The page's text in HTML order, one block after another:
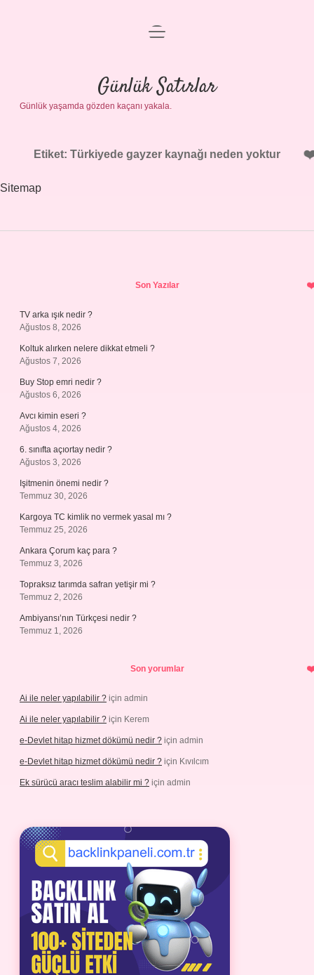
Anasayfa
Gizlilik Politikası
Yasal Uyarı
menüyü
Günlük Satırlar
Günlük yaşamda gözden kaçanı yakala.
Etiket: Türkiyede gayzer kaynağı neden yoktur
Sitemap
Son Yazılar
TV arka ışık nedir ?
Ağustos 8, 2026
Koltuk alırken nelere dikkat etmeli ?
Ağustos 7, 2026
Buy Stop emri nedir ?
Ağustos 6, 2026
Avcı kimin eseri ?
Ağustos 4, 2026
6. sınıfta açıortay nedir ?
Ağustos 3, 2026
Işitmenin önemi nedir ?
Temmuz 30, 2026
Kargoya TC kimlik no vermek yasal mı ?
Temmuz 25, 2026
Ankara Çorum kaç para ?
Temmuz 3, 2026
Topraksız tarımda safran yetişir mi ?
Temmuz 2, 2026
Ambiyansı’nın Türkçesi nedir ?
Temmuz 1, 2026
Son yorumlar
Ai ile neler yapılabilir ? için admin
Ai ile neler yapılabilir ? için Kerem
e-Devlet hitap hizmet dökümü nedir ? için admin
e-Devlet hitap hizmet dökümü nedir ? için Kıvılcım
Ek sürücü aracı teslim alabilir mi ? için admin